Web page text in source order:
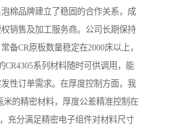
棉品牌建立了稳固的合作关系，成
销售及加工服务商。公司长期保持
备CR原板数量稳定在2000床以上，
CR4305系列材料随时可供调用，能
性订单需求。在厚度控制方面，我
米的精密材料，厚度公差精准控制在
充分满足精密电子组件对材料尺寸